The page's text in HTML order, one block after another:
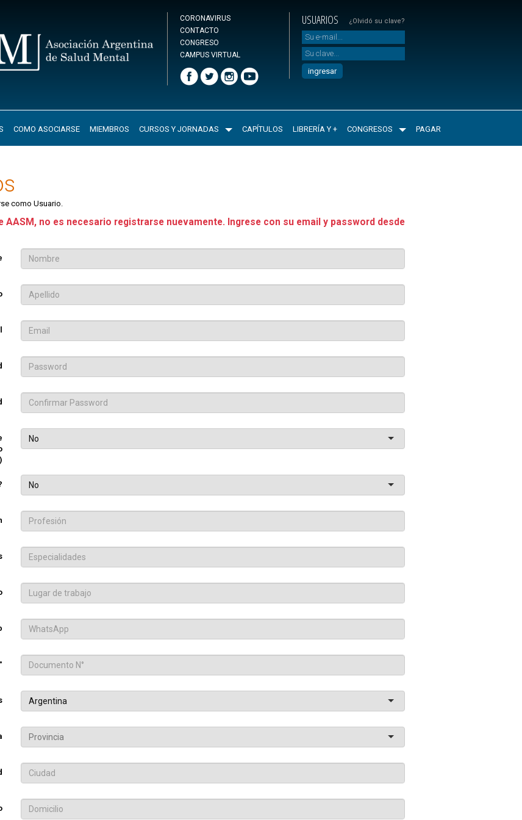
CORONAVIRUS
CONTACTO
CONGRESO
CAMPUS VIRTUAL
USUARIOS ¿Olvidó su clave?
COMO ASOCIARSE MIEMBROS CURSOS Y JORNADAS CAPÍTULOS LIBRERÍA Y + CONGRESOS PAGAR
como Usuario.
AASM, no es necesario registrarse nuevamente. Ingrese con su email y password desde
No
No
Argentina